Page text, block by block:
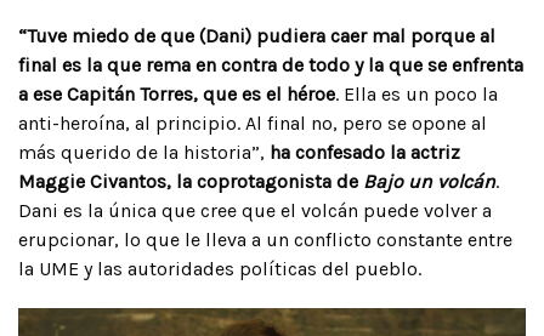
“Tuve miedo de que (Dani) pudiera caer mal porque al
final es la que rema en contra de todo y la que se enfrenta
a ese Capitán Torres, que es el héroe. Ella es un poco la
anti-heroína, al principio. Al final no, pero se opone al
más querido de la historia”, ha confesado la actriz
Maggie Civantos, la coprotagonista de Bajo un volcán.
Dani es la única que cree que el volcán puede volver a
erupcionar, lo que le lleva a un conflicto constante entre
la UME y las autoridades políticas del pueblo.